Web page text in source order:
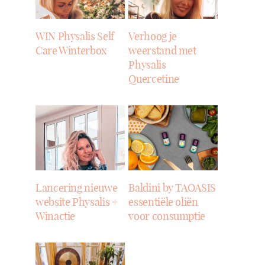
WIN Physalis Self
Care Winterbox
Verhoog je
weerstand met
Physalis
Quercetine
Lancering nieuwe
website Physalis +
Winactie
Baldini by TAOASIS
essentiële oliën
voor consumptie